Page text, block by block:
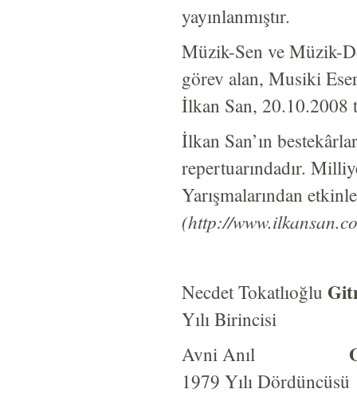
yayınlanmıştır.
Müzik-Sen ve Müzik-
görev alan, Musiki
İlkan San, 20.10.2008
İlkan San’ın
repertuarındadır.
Yarışmalarından
(http://
Necdet Tokatlıoğlu
Yılı Birincisi
Avni Anıl
1979 Yılı Dördüncüsü